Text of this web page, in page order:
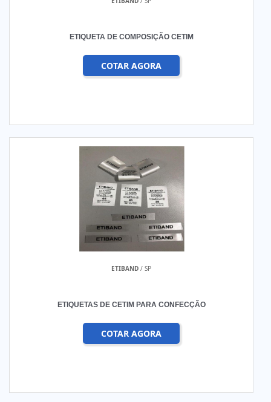
ETIQUETA DE COMPOSIÇÃO CETIM
COTAR AGORA
ETIBAND / SP
ETIQUETAS DE CETIM PARA CONFECÇÃO
COTAR AGORA